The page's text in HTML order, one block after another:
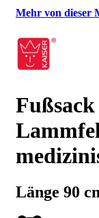
Mehr von dieser
Länge 90